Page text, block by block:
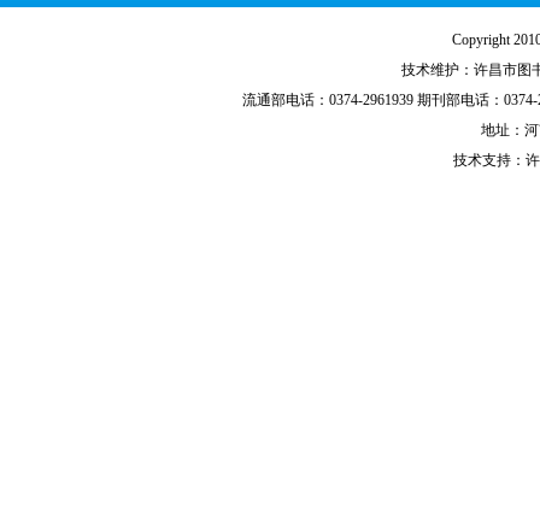
Copyright
技术维护：许昌市图
流通部电话：0374-2961939 期刊部电话：
地址：
技术支持：